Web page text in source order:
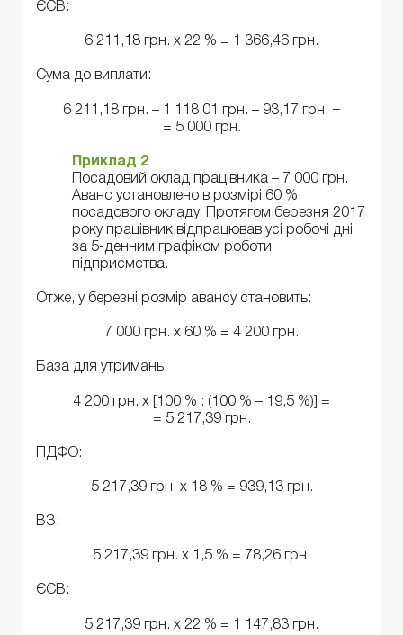
ЄСВ:
6 211,18 грн. х 22 % = 1 366,46 грн.
Сума до виплати:
6 211,18 грн. – 1 118,01 грн. – 93,17 грн. =
= 5 000 грн.
Приклад 2
Посадовий оклад працівника – 7 000 грн.
Аванс установлено в розмірі 60 %
посадового окладу. Протягом березня 2017
року працівник відпрацював усі робочі дні
за 5-денним графіком роботи
підприємства.
Отже, у березні розмір авансу становить:
7 000 грн. х 60 % = 4 200 грн.
База для утримань:
4 200 грн. х [100 % : (100 % – 19,5 %)] =
= 5 217,39 грн.
ПДФО:
5 217,39 грн. х 18 % = 939,13 грн.
ВЗ:
5 217,39 грн. х 1,5 % = 78,26 грн.
ЄСВ:
5 217,39 грн. х 22 % = 1 147,83 грн.